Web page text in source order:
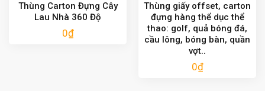
Thùng Carton Đựng Cây
Lau Nhà 360 Độ
0₫
Thùng giấy offset, carton
đựng hàng thể dục thể
thao: golf, quả bóng đá,
cầu lông, bóng bàn, quần
vợt..
0₫